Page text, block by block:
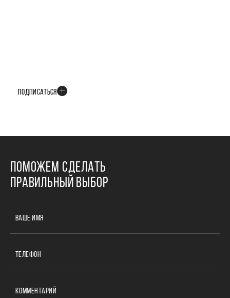
ПОДПИСАТЬСЯ
ПОМОЖЕМ СДЕЛАТЬ
ПРАВИЛЬНЫЙ ВЫБОР
ВАШЕ ИМЯ
ТЕЛЕФОН
КОММЕНТАРИЙ